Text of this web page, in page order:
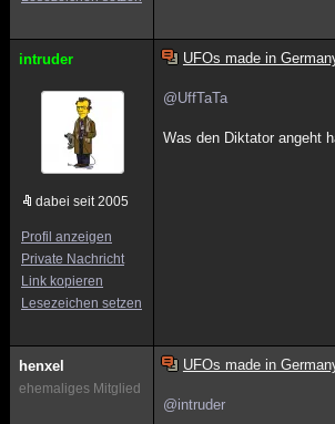
intruder
dabei seit 2005
Profil anzeigen
Private Nachricht
Link kopieren
Lesezeichen setzen
UFOs made in
@UffTaTa
Was den Diktator angeht
henxel
ehemaliges Mitglied
UFOs made in
@intruder